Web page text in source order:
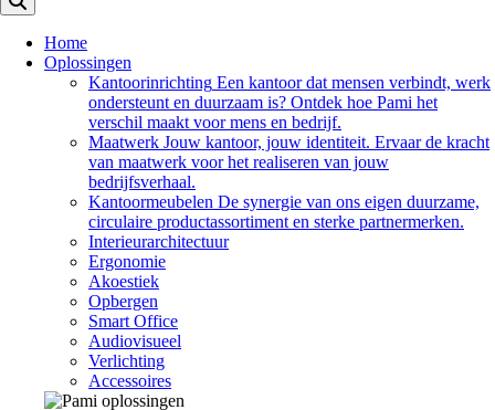
Home
Oplossingen
Kantoorinrichting Een kantoor dat mensen verbindt, werk
ondersteunt en duurzaam is? Ontdek hoe Pami het
verschil maakt voor mens en bedrijf.
Maatwerk Jouw kantoor, jouw identiteit. Ervaar de kracht
van maatwerk voor het realiseren van jouw
bedrijfsverhaal.
Kantoormeubelen De synergie van ons eigen duurzame,
circulaire productassortiment en sterke partnermerken.
Interieurarchitectuur
Ergonomie
Akoestiek
Opbergen
Smart Office
Audiovisueel
Verlichting
Accessoires